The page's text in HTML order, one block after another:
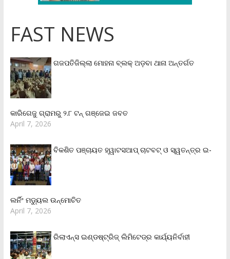
FAST NEWS
ଗଜପତିଜିଲ୍ଲା ମୋହନା ବ୍ଲକ୍‌ ଅଡ଼ବା ଥାନା ଅନ୍ତର୍ଗତ
କାରିଗେଜୁ ଗ୍ରାମରୁ ୨.୮ ଟନ୍ ଗଞ୍ଜେଇ ଜବତ
April 7, 2026
ବିକଶିତ ପଞ୍ଚାୟତ ହ୍ୱାଟସଆପ୍ ଚାଟବଟ୍ ଓ ସ୍ୱତନ୍ତ୍ର ଇ-
ଲର୍ନିଂ ମଡ୍ୟୁଲ ଉନ୍ମୋଚିତ
April 7, 2026
ରିଲାଏନ୍‌ସ ଇଣ୍ଡଷ୍ଟ୍ରିଜ୍ ଲିମିଟେଡ୍‌ର କାର୍ଯ୍ୟନିର୍ବାହୀ